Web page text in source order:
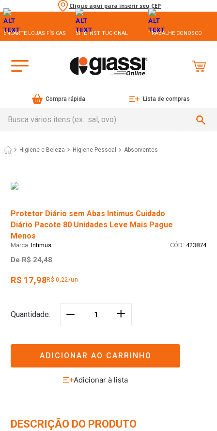
Clique aqui para inserir seu CEP
ENCARTE LOJAS FÍSICAS SITE INSTITUCIONAL TRABALHE CONOSCO
Compra rápida Lista de compras
Higiene e Beleza Higiene Pessoal Absorventes
Protetor Diário sem Abas Intimus Cuidado
Diário Pacote 80 Unidades Leve Mais Pague
Menos
Intimus : 423874
De R$ 24,48
R$ 17,98R$ 0,22/un
Quantidade ＋
ADICIONAR AO CARRINHO
DESCRIÇÃO DO PRODUTO